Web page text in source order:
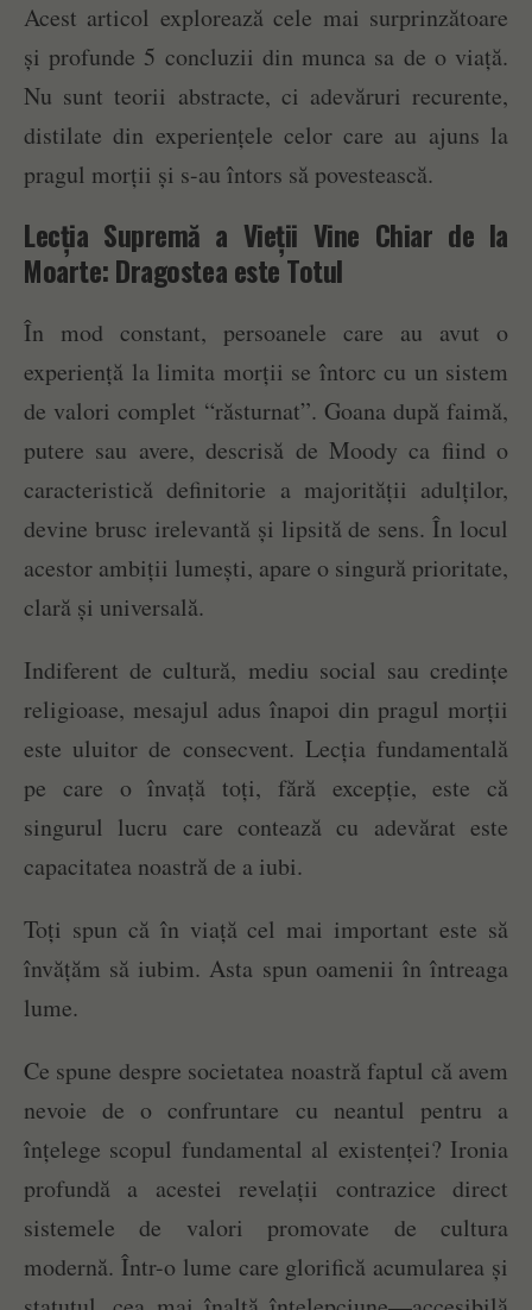
Acest articol explorează cele mai surprinzătoare
și profunde 5 concluzii din munca sa de o viață.
Nu sunt teorii abstracte, ci adevăruri recurente,
distilate din experiențele celor care au ajuns la
pragul morții și s-au întors să povestească.
Lecția Supremă a Vieții Vine Chiar de la
Moarte: Dragostea este Totul
În mod constant, persoanele care au avut o
experiență la limita morții se întorc cu un sistem
de valori complet “răsturnat”. Goana după faimă,
putere sau avere, descrisă de Moody ca fiind o
caracteristică definitorie a majorității adulților,
devine brusc irelevantă și lipsită de sens. În locul
acestor ambiții lumești, apare o singură prioritate,
clară și universală.
Indiferent de cultură, mediu social sau credințe
religioase, mesajul adus înapoi din pragul morții
este uluitor de consecvent. Lecția fundamentală
pe care o învață toți, fără excepție, este că
singurul lucru care contează cu adevărat este
capacitatea noastră de a iubi.
Toți spun că în viață cel mai important este să
învățăm să iubim. Asta spun oamenii în întreaga
lume.
Ce spune despre societatea noastră faptul că avem
nevoie de o confruntare cu neantul pentru a
înțelege scopul fundamental al existenței? Ironia
profundă a acestei revelații contrazice direct
sistemele de valori promovate de cultura
modernă. Într-o lume care glorifică acumularea și